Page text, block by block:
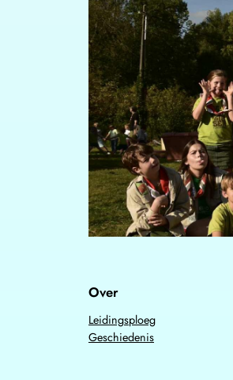
Over
Leidingsploeg
Geschiedenis